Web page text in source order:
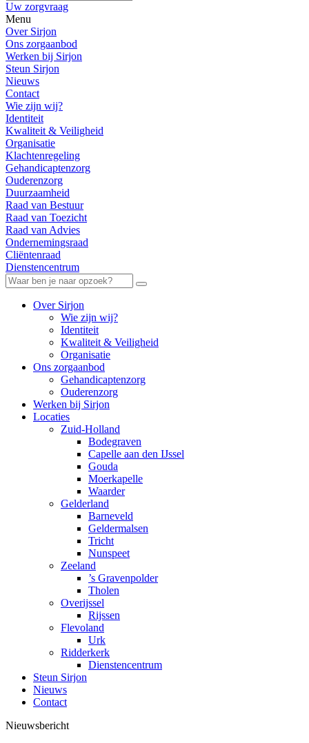
Uw zorgvraag
Menu
Over Sirjon
Ons zorgaanbod
Werken bij Sirjon
Steun Sirjon
Nieuws
Contact
Wie zijn wij?
Identiteit
Kwaliteit & Veiligheid
Organisatie
Klachtenregeling
Gehandicaptenzorg
Ouderenzorg
Duurzaamheid
Raad van Bestuur
Raad van Toezicht
Raad van Advies
Ondernemingsraad
Cliëntenraad
Dienstencentrum
Over Sirjon
Wie zijn wij?
Identiteit
Kwaliteit & Veiligheid
Organisatie
Ons zorgaanbod
Gehandicaptenzorg
Ouderenzorg
Werken bij Sirjon
Locaties
Zuid-Holland
Bodegraven
Capelle aan den IJssel
Gouda
Moerkapelle
Waarder
Gelderland
Barneveld
Geldermalsen
Tricht
Nunspeet
Zeeland
’s Gravenpolder
Tholen
Overijssel
Rijssen
Flevoland
Urk
Ridderkerk
Dienstencentrum
Steun Sirjon
Nieuws
Contact
Nieuwsbericht